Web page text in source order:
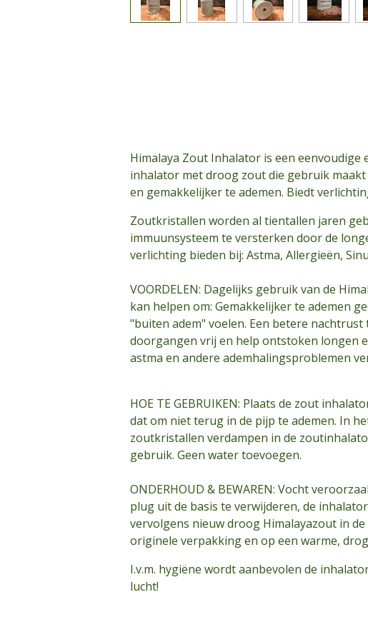
Himalaya Zout Inhalator is een
inhalator met droog zout die gebruik
en gemakkelijker te ademen. Biedt
Zoutkristallen worden al tientallen jaren
immuunsysteem te versterken door de
verlichting bieden bij: Astma, Allergieën,
VOORDELEN: Dagelijks gebruik van de
kan helpen om: Gemakkelijker te ademen
"buiten adem" voelen. Een betere
doorgangen vrij en help ontstoken longen
astma en andere ademhalingsproblemen
HOE TE GEBRUIKEN: Plaats de zout
dat om niet terug in de pijp te ademen. In
zoutkristallen verdampen in de
gebruik. Geen water toevoegen.
ONDERHOUD & BEWAREN: Vocht
plug uit de basis te verwijderen, de
vervolgens nieuw droog Himalayazout in
originele verpakking en op een warme,
I.v.m. hygiëne wordt aanbevolen de
lucht!